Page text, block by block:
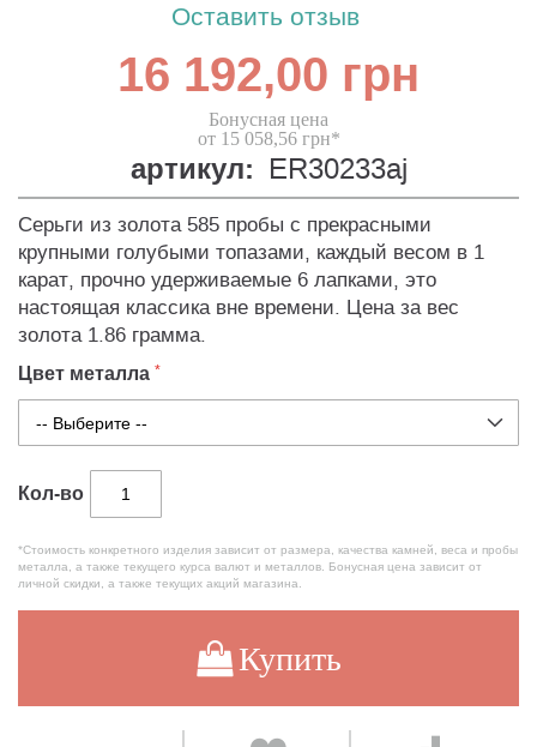
Оставить отзыв
16 192,00 грн
Бонусная цена
от 15 058,56 грн*
артикул: ER30233aj
Серьги из золота 585 пробы с прекрасными
крупными голубыми топазами, каждый весом в 1
карат, прочно удерживаемые 6 лапками, это
настоящая классика вне времени. Цена за вес
золота 1.86 грамма.
Цвет металла
Кол-во
*Стоимость конкретного изделия зависит от размера, качества камней, веса и пробы
металла, а также текущего курса валют и металлов. Бонусная цена зависит от
личной скидки, а также текущих акций магазина.
Купить